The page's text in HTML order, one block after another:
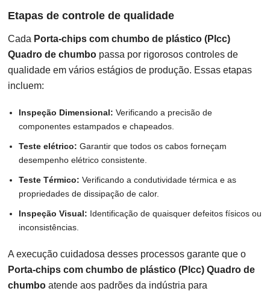
Etapas de controle de qualidade
Cada Porta-chips com chumbo de plástico (Plcc)
Quadro de chumbo passa por rigorosos controles de
qualidade em vários estágios de produção. Essas etapas
incluem:
Inspeção Dimensional: Verificando a precisão de
componentes estampados e chapeados.
Teste elétrico: Garantir que todos os cabos forneçam
desempenho elétrico consistente.
Teste Térmico: Verificando a condutividade térmica e as
propriedades de dissipação de calor.
Inspeção Visual: Identificação de quaisquer defeitos físicos ou
inconsistências.
A execução cuidadosa desses processos garante que o
Porta-chips com chumbo de plástico (Plcc) Quadro de
chumbo atende aos padrões da indústria para